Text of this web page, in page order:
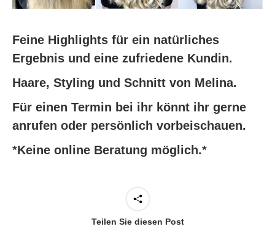
Feine Highlights für ein natürliches
Ergebnis und eine zufriedene Kundin.
Haare, Styling und Schnitt von Melina.
Für einen Termin bei ihr könnt ihr gerne
anrufen oder persönlich vorbeischauen.
*Keine online Beratung möglich.*
Teilen Sie diesen Post